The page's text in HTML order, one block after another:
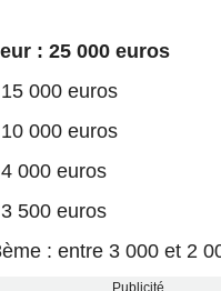
: 25 000 euros
000 euros
000 euros
000 euros
500 euros
: entre 3 000 et 2